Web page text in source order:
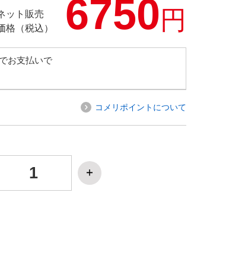
ット販売
格（税込）
6750円
お支払いで
コメリポイントについて